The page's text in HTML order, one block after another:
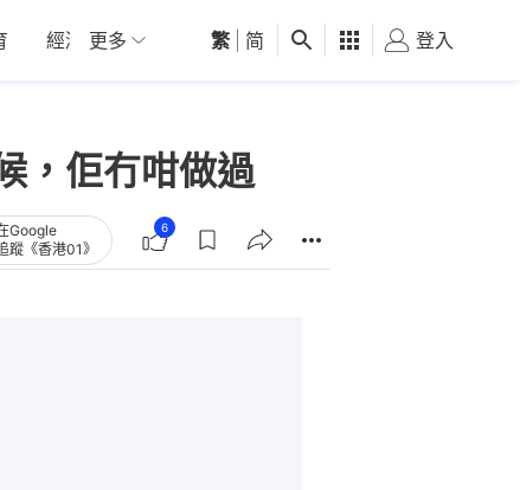
經濟 01深圳 觀點 健康 好食玩飛
更多 繁 简 登入
，佢冇咁做過
Google
蹤《香港01》
6